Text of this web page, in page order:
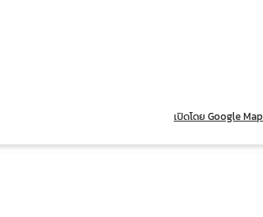
เปิดโดย Google Map